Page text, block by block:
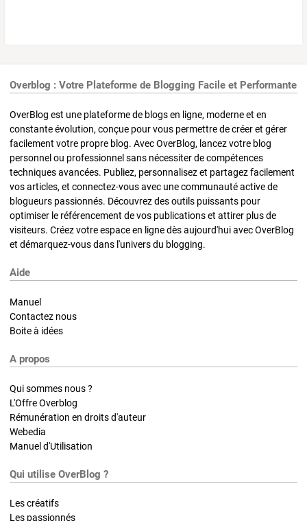
Overblog : Votre Plateforme de Blogging Facile et Performante
OverBlog est une plateforme de blogs en ligne, moderne et en
constante évolution, conçue pour vous permettre de créer et gérer
facilement votre propre blog. Avec OverBlog, lancez votre blog
personnel ou professionnel sans nécessiter de compétences
techniques avancées. Publiez, personnalisez et partagez facilement
vos articles, et connectez-vous avec une communauté active de
blogueurs passionnés. Découvrez des outils puissants pour
optimiser le référencement de vos publications et attirer plus de
visiteurs. Créez votre espace en ligne dès aujourd'hui avec OverBlog
et démarquez-vous dans l'univers du blogging.
Aide
Manuel
Contactez nous
Boite à idées
A propos
Qui sommes nous ?
L'Offre Overblog
Rémunération en droits d'auteur
Webedia
Manuel d'Utilisation
Qui utilise OverBlog ?
Les créatifs
Les passionnés